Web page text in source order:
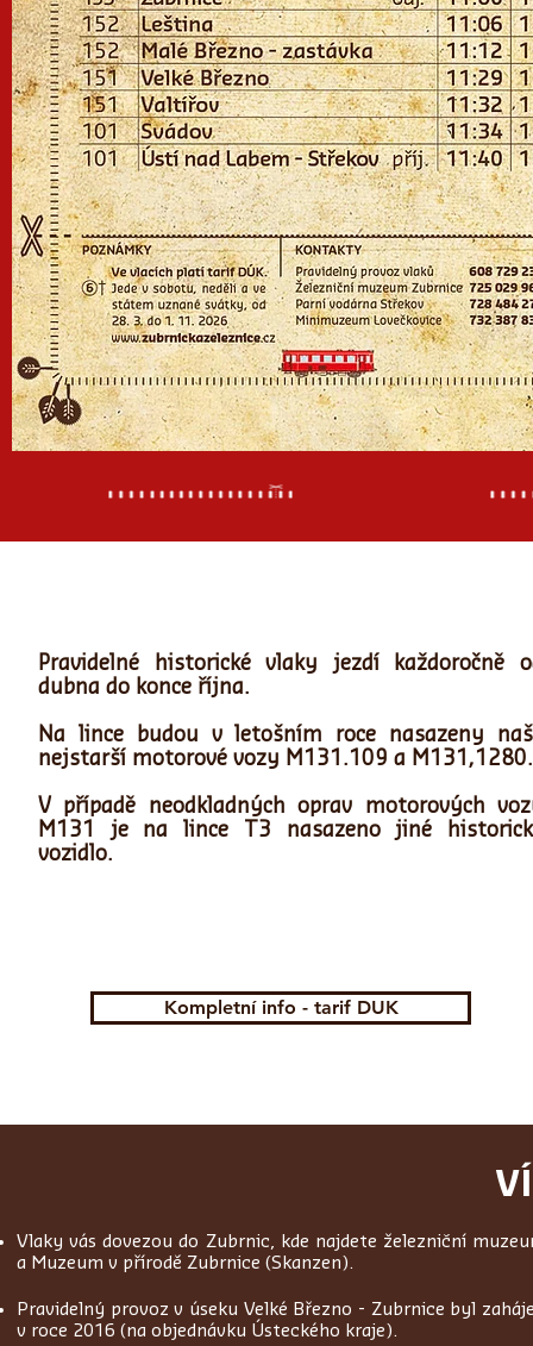
Pravidelné historické vlaky jezdí každoročně
dubna do konce října.
Na lince budou v letošním roce nasazeny
nejstarší motorové vozy M131.109 a M131,1280.
V případě neodkladných oprav motorových
M131 je na lince T3 nasazeno jiné
vozidlo.
Kompletní info - tarif DUK
Vlaky vás dovezou do Zubrnic, kde najdete železniční
a Muzeum v přírodě Zubrnice (Skanzen).
Pravidelný provoz v úseku Velké Březno - Zubrnice byl
v roce 2016 (na objednávku Ústeckého kraje).